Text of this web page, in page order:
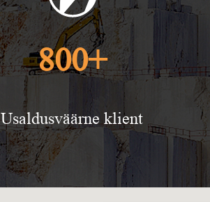
800+
Usaldusväärne klient